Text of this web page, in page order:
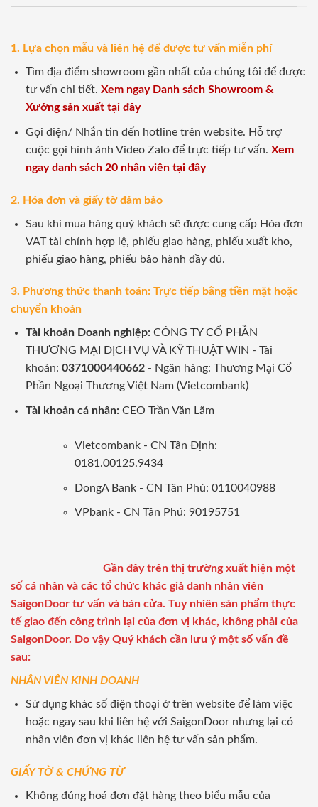
1. Lựa chọn mẫu và liên hệ để được tư vấn miễn phí
Tìm địa điểm showroom gần nhất của chúng tôi để được
tư vấn chi tiết. Xem ngay Danh sách Showroom &
Xưởng sản xuất tại đây
Gọi điện/ Nhắn tin đến hotline trên website. Hỗ trợ
cuộc gọi hình ảnh Video Zalo để trực tiếp tư vấn. Xem
ngay danh sách 20 nhân viên tại đây
2. Hóa đơn và giấy tờ đảm bảo
Sau khi mua hàng quý khách sẽ được cung cấp Hóa đơn
VAT tài chính hợp lệ, phiếu giao hàng, phiếu xuất kho,
phiếu giao hàng, phiếu bảo hành đầy đủ.
3. Phương thức thanh toán: Trực tiếp bằng tiền mặt hoặc
chuyển khoản
Tài khoản Doanh nghiệp:CÔNG TY CỔ PHẦN
THƯƠNG MẠI DỊCH VỤ VÀ KỸ THUẬT WIN - Tài
khoản: 0371000440662- Ngân hàng: Thương Mại Cổ
Phần Ngoại Thương Việt Nam (Vietcombank)
Tài khoản cá nhân: CEO Trần Văn Lãm
Vietcombank - CN Tân Định:
0181.00125.9434
DongA Bank - CN Tân Phú: 0110040988
VPbank - CN Tân Phú: 90195751
Gần đây trên thị trường xuất hiện một
số cá nhân và các tổ chức khác giả danh nhân viên
SaigonDoor tư vấn và bán cửa. Tuy nhiên sản phẩm thực
tế giao đến công trình lại của đơn vị khác, không phải của
SaigonDoor. Do vậy Quý khách cần lưu ý một số vấn đề
sau:
NHÂN VIÊN KINH DOANH
Sử dụng khác số điện thoại ở trên website để làm việc
hoặc ngay sau khi liên hệ với SaigonDoor nhưng lại có
nhân viên đơn vị khác liên hệ tư vấn sản phẩm.
GIẤY TỜ & CHỨNG TỪ
Không đúng hoá đơn đặt hàng theo biểu mẫu của